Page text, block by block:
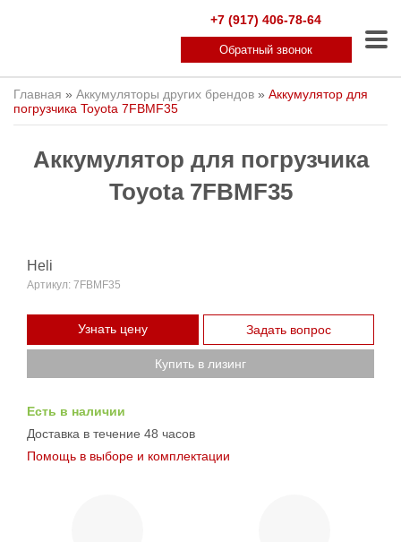
+7 (917) 406-78-64
Обратный звонок
Главная » Аккумуляторы других брендов » Аккумулятор для
погрузчика Toyota 7FBMF35
Аккумулятор для погрузчика
Toyota 7FBMF35
Heli
Артикул: 7FBMF35
Узнать цену Задать вопрос
Купить в лизинг
Есть в наличии
Доставка в течение 48 часов
Помощь в выборе и комплектации